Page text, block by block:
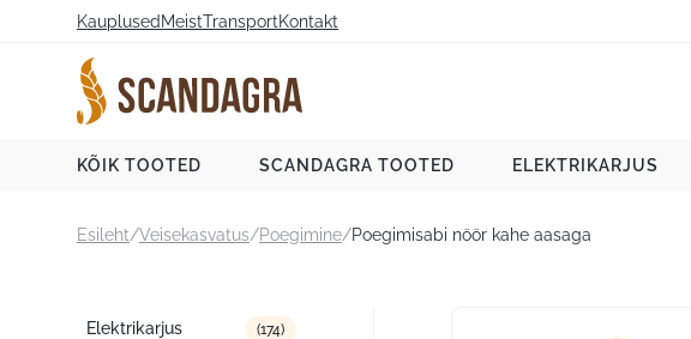
Kauplused MeistTransportKontakt
KÕIK TOOTED SCANDAGRA TOOTED ELEKTRIKARJUS
Esileht/Veisekasvatus/Poegimine/Poegimisabi nöör kahe aasaga
Tootekategooriad
Elektrikarjus (174)